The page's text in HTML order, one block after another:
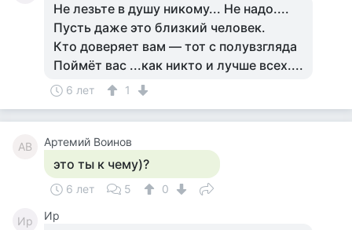
Не лезьте в душу никому... Не надо....
Пусть даже это близкий человек.
Кто доверяет вам — тот с полувзгляда
Поймёт вас ...как никто и лучше всех....
6 лет 1
АВ Артемий Воинов
это ты к чему)?
6 лет 5 0
Ир Ир